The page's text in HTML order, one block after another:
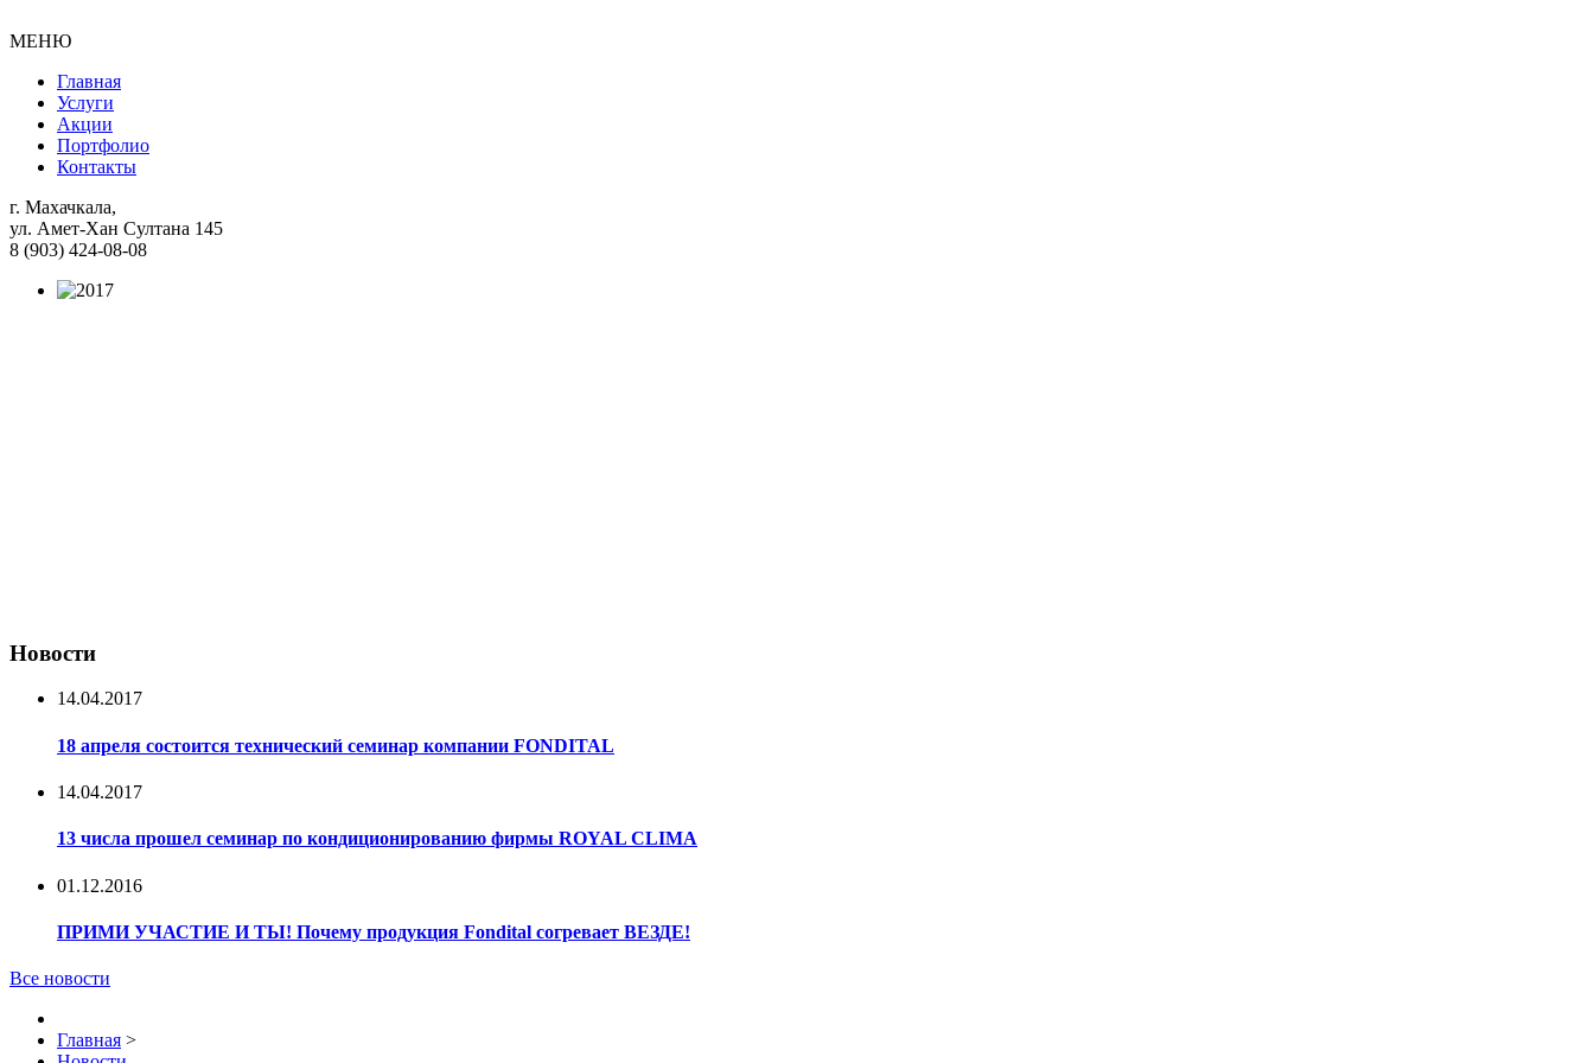
МЕНЮ
Главная
Услуги
Акции
Портфолио
Контакты
г. Махачкала,
ул. Амет-Хан Султана 145
8 (903) 424-08-08
Новости
14.04.2017
18 апреля состоится технический семинар компании FONDITAL
14.04.2017
13 числа прошел семинар по кондиционированию фирмы ROYAL CLIMA
01.12.2016
ПРИМИ УЧАСТИЕ И ТЫ! Почему продукция Fondital согревает ВЕЗДЕ!
Все новости
Главная >